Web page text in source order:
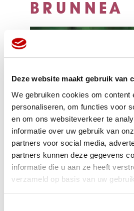
Deze website maakt gebruik van
We gebruiken cookies om content
personaliseren, om functies voor
en om ons websiteverkeer te
informatie over uw gebruik van
partners voor social media,
partners kunnen deze gegevens
informatie die u aan ze heeft
verzameld op basis van uw
BRUNNEA